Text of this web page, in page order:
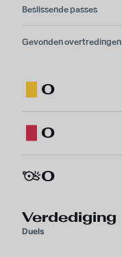
Beslissende passes
Gevonden overtredingen
0
0
0
Verdediging
Duels